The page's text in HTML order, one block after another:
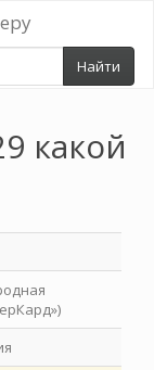
Найти
какой